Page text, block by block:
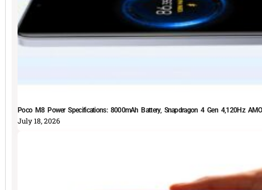
Poco M8 Power Specifications: 8000mAh Battery, Snapdragon 4 Gen 4,120Hz
July 18, 2026